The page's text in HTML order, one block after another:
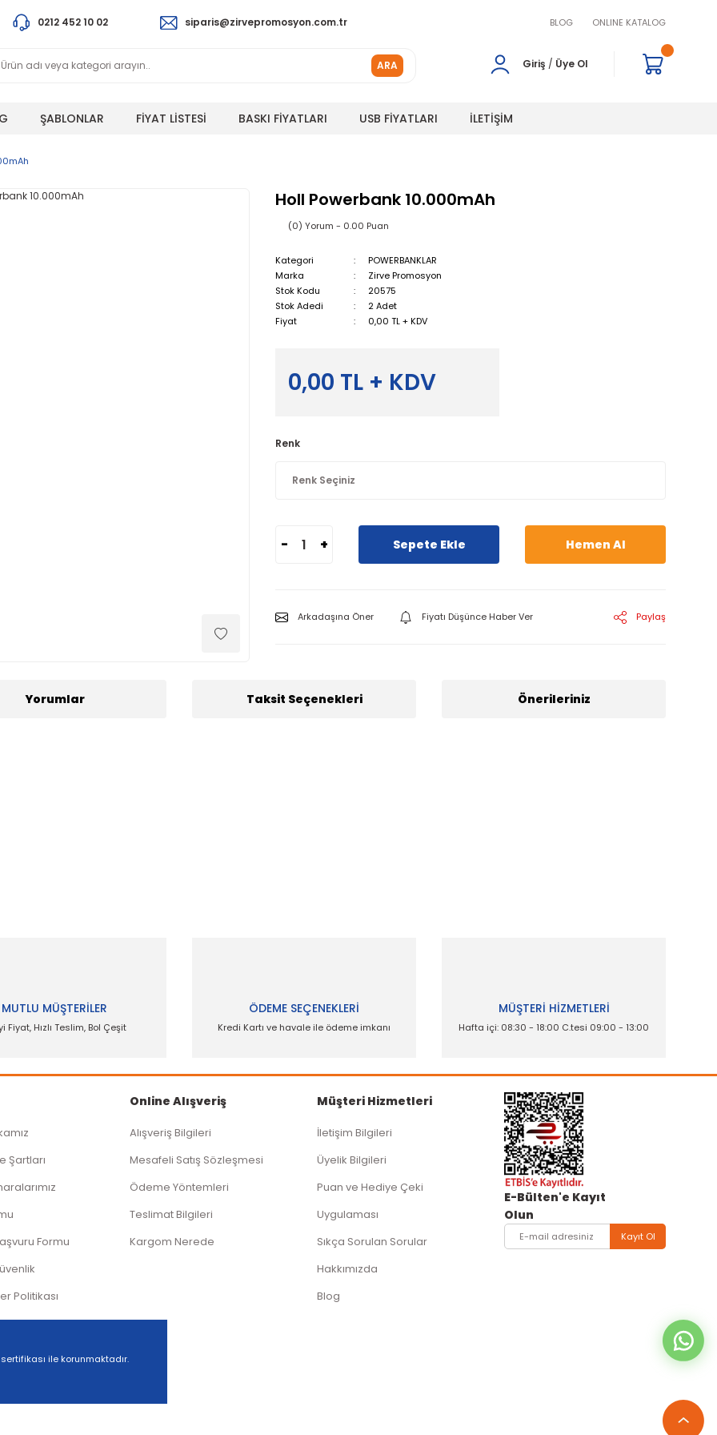
0212 452 10 02 siparis@zirvepromosyon.com.tr
ARA
BLOG ONLINE KATALOG
Giriş / Üye Ol
ŞABLONLAR FİYAT LİSTESİ BASKI FİYATLARI USB FİYATLARI İLETİŞİM
Holl Powerbank 10.000mAh
(0) Yorum - 0.00 Puan
Kategori
POWERBANKLAR
Marka
Zirve Promosyon
Stok Kodu
20575
Stok Adedi
2 Adet
Fiyat
0,00 TL + KDV
0,00 TL + KDV
Renk
- + Sepete Ekle Hemen Al
Arkadaşına Öner Fiyatı Düşünce Haber Ver Paylaş
Yorumlar Taksit Seçenekleri Önerileriniz
Gönder
MUTLU MÜŞTERİLER
Fiyat, Hızlı Teslim, Bol Çeşit
ÖDEME SEÇENEKLERİ
Kredi Kartı ve havale ile ödeme imkanı
MÜŞTERİ HİZMETLERİ
Hafta içi: 08:30 - 18:00 C.tesi 09:00 - 13:00
Şartları
Formu
Politikası
Online Alışveriş
Alışveriş Bilgileri
Mesafeli Satış Sözleşmesi
Ödeme Yöntemleri
Teslimat Bilgileri
Kargom Nerede
Müşteri Hizmetleri
İletişim Bilgileri
Üyelik Bilgileri
Puan ve Hediye Çeki
Uygulaması
Sıkça Sorulan Sorular
Hakkımızda
Blog
E-Bülten'e Kayıt
Olun
Kayıt Ol
ile korunmaktadır.